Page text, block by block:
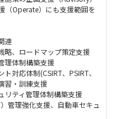
（Operate）にも支援範囲を
連
略、ロードマップ策定支援
理体制構築支援
対応体制(CSIRT、PSIRT、
習・訓練支援
リティ管理体制構築支援
管理強化支援、自動車セキュ